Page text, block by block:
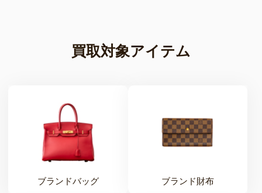
買取対象アイテム
ブランドバッグ ブランド財布